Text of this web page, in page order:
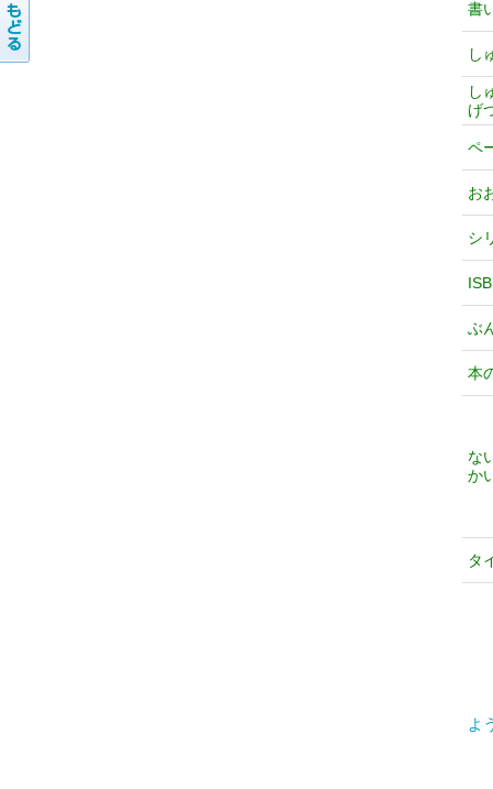
書
し
し
げ
ペ
お
シ
ぶ
本
な
か
タ
よ